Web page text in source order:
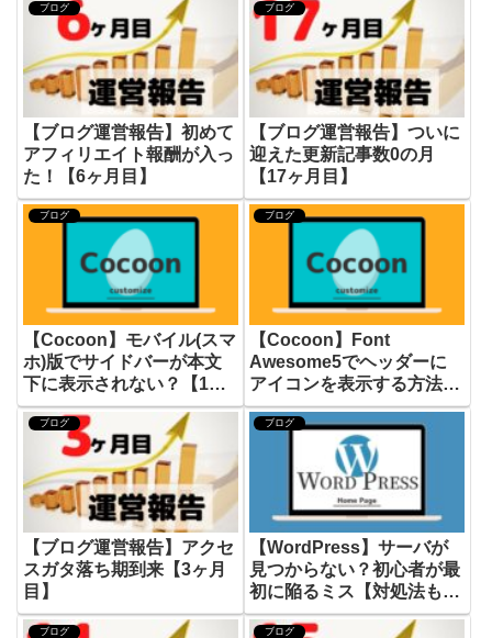
ブログ
【ブログ運営報告】初めて
アフィリエイト報酬が入っ
た！【6ヶ月目】
ブログ
【ブログ運営報告】ついに
迎えた更新記事数0の月
【17ヶ月目】
ブログ
【Cocoon】モバイル(スマ
ホ)版でサイドバーが本文
下に表示されない？【1分
で解決】
ブログ
【Cocoon】Font
Awesome5でヘッダーに
アイコンを表示する方法
【1分で変更完了】
ブログ
【ブログ運営報告】アクセ
スガタ落ち期到来【3ヶ月
目】
ブログ
【WordPress】サーバが
見つからない？初心者が最
初に陥るミス【対処法も解
説】
ブログ ブログ